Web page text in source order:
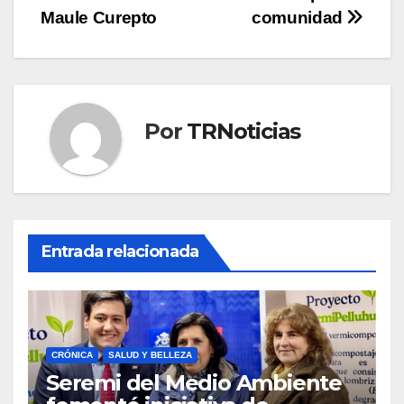
entradas
comunidad
Maule Curepto
Por TRNoticias
Entrada relacionada
CRÓNICA SALUD Y BELLEZA
Seremi del Medio Ambiente